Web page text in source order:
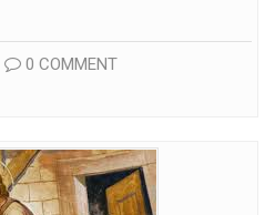
0 COMMENT